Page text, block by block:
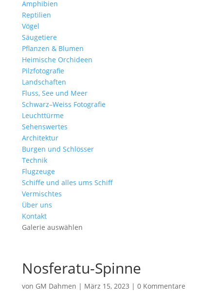
Amphibien
Reptilien
Vögel
Säugetiere
Pflanzen & Blumen
Heimische Orchideen
Pilzfotografie
Landschaften
Fluss, See und Meer
Schwarz–Weiss Fotografie
Leuchttürme
Sehenswertes
Architektur
Burgen und Schlösser
Technik
Flugzeuge
Schiffe und alles ums Schiff
Vermischtes
Über uns
Kontakt
Galerie auswählen
Nosferatu-Spinne
von GM Dahmen | März 15, 2023 | 0 Kommentare